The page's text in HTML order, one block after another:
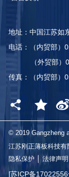
地址：中国江苏如
电话：（内贸部）
（外贸部）
传真：（内贸部）
© 2019 Gangzheng
江苏刚正薄板科技
隐私保护│法律声明
[苏ICP备